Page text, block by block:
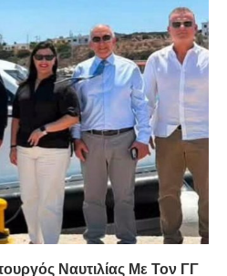
Ναυτιλίας Με Τον ΓΓ